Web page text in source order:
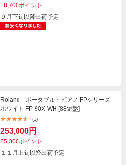
18,700ポイント
９月下旬以降出荷予定
Roland ポータブル・ピアノ FPシリーズ
ホワイト FP-90X-WH [88鍵盤]
(3)
253,000円
25,300ポイント
１１月上旬以降出荷予定